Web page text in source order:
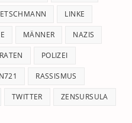
LINKE
MÄNNER NAZIS
POLIZEI
RASSISMUS
TWITTER ZENSURSULA